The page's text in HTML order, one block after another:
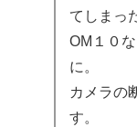
てしまっ
OM１０
に。
カメラの
す。